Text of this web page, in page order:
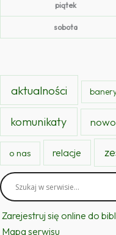
piątek
sobota
aktualności
komunikaty
o nas relacje
Zarejestruj się online do
Mapa serwisu